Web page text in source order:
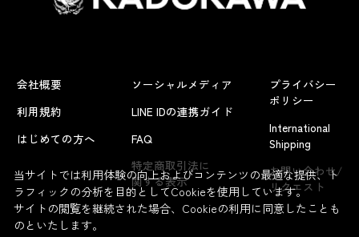
会社概要
利用規約
はじめての方へ
ソーシャルメディア
LINE IDの連携ガイド
FAQ
特定商取引法に
関する表示
プライバシー
ポリシー
International
Shipping
お問い合わせ/
リクエスト
当サイトでは利用体験の向上およびコンテンツの最適な提供、ト
ラフィックの分析を目的としてCookieを使用しています。
サイトの閲覧を継続された場合、Cookieの利用に同意したことも
のといたします。